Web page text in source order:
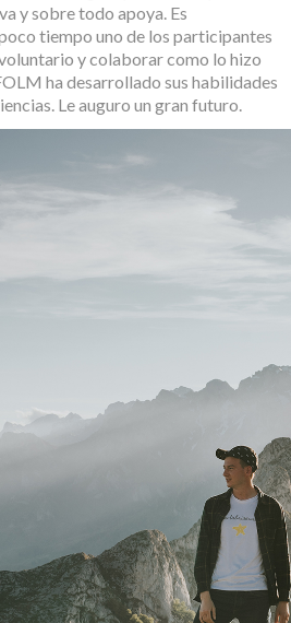
y sobre todo apoya. Es
tiempo uno de los participantes
y colaborar como lo hizo
ha desarrollado sus habilidades
Le auguro un gran futuro.